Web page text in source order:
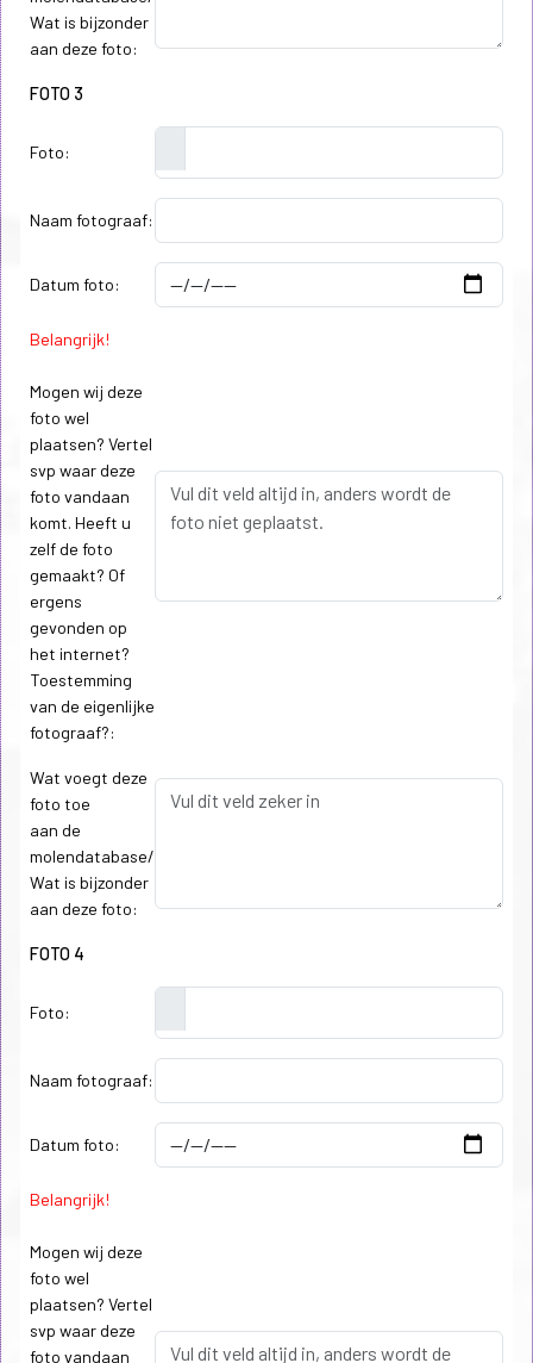
Wat is bijzonder
aan deze foto:
FOTO 3
Foto:
Naam fotograaf:
Datum foto:
Belangrijk!
Mogen wij deze
foto wel
plaatsen? Vertel
svp waar deze
foto vandaan
komt. Heeft u
zelf de foto
gemaakt? Of
ergens
gevonden op
het internet?
Toestemming
van de eigenlijke
fotograaf?:
Wat voegt deze
foto toe
aan de
molendatabase/
Wat is bijzonder
aan deze foto:
FOTO 4
Foto:
Naam fotograaf:
Datum foto:
Belangrijk!
Mogen wij deze
foto wel
plaatsen? Vertel
svp waar deze
foto vandaan